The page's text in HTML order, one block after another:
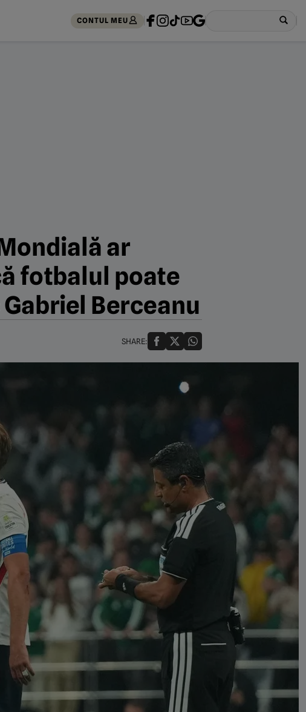
CONTUL MEU
ar
fotbalul poate
Berceanu
SHARE: